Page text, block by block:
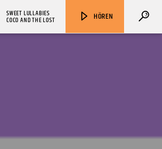
HÖREN
SWEET LULLABIES
COCO AND THE LOST